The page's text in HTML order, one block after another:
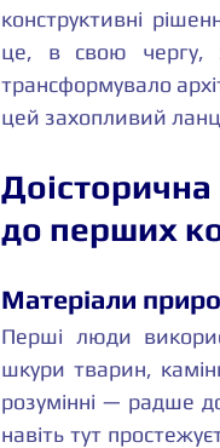
конструктивні
це, в свою чергу,
трансформувало
цей захопливий
до перших
Матеріали
Перші люди
шкури тварин,
розумінні — радше
навіть тут